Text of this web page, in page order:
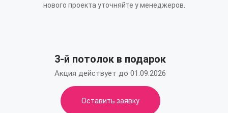
нового проекта уточняйте у менеджеров.
3-й потолок в подарок
Акция действует до 01.09.2026
Оставить заявку